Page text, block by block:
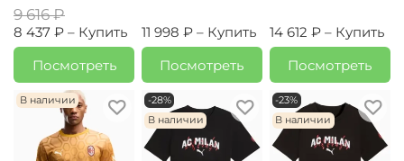
9 616 ₽
8 437 ₽ – Купить
Посмотреть
11 998 ₽ – Купить
Посмотреть
14 612 ₽ – Купить
Посмотреть
В наличии
-28%
В наличии
-23%
В наличии